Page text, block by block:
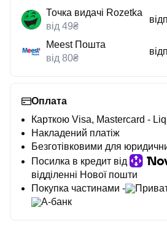
Точка видачі Rozetka
від 49₴
Meest Пошта
від 80₴
Оплата
Карткою Visa, Mastercard -
Накладений платіж
Безготівковими для
Посилка в кредит від
відділенні Нової пошти
Покупка частинами -
А-банк